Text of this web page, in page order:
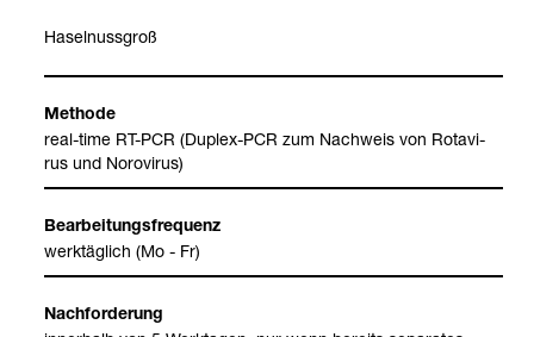
Hasel­nuss­groß
Methode
real-​time RT-​PCR (Duplex-​PCR zum Nach­weis von Rota­vi­
rus und Noro­vi­rus)
Bear­bei­tungs­fre­quenz
werk­täg­lich (Mo - Fr)
Nach­for­de­rung